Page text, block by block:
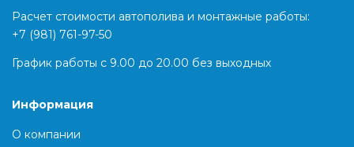
Расчет стоимости автополива и монтажные работы:
+7 (981) 761-97-50
График работы с 9.00 до 20.00 без выходных
Информация
О компании